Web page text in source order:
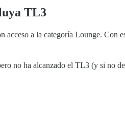
TL3
a la categoría Lounge. Con
no ha alcanzado el TL3 (y si no